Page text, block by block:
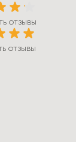
отзывы
отзывы